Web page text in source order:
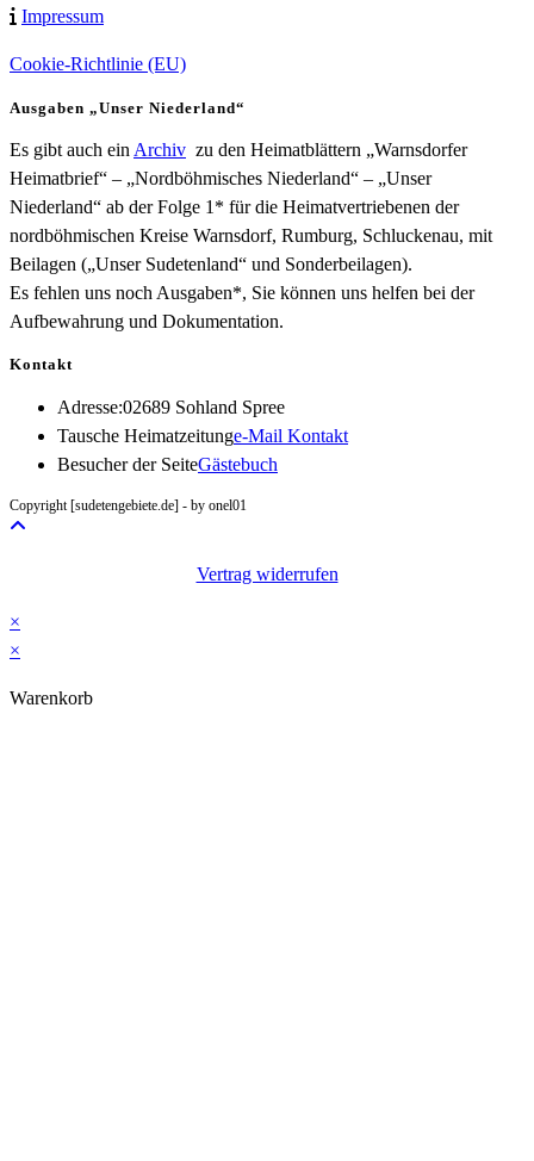
Impressum
Cookie-Richtlinie (EU)
Ausgaben „Unser Niederland“
Es gibt auch ein Archiv zu den Heimatblättern „Warnsdorfer
Heimatbrief“ – „Nordböhmisches Niederland“ – „Unser
Niederland“ ab der Folge 1* für die Heimatvertriebenen der
nordböhmischen Kreise Warnsdorf, Rumburg, Schluckenau, mit
Beilagen („Unser Sudetenland“ und Sonderbeilagen).
Es fehlen uns noch Ausgaben*, Sie können uns helfen bei der
Aufbewahrung und Dokumentation.
Kontakt
Adresse:02689 Sohland Spree
Tausche Heimatzeitunge-Mail KontaktOpens
Besucher der SeiteGästebuch
Copyright [sudetengebiete.de] - by onel01
Vertrag widerrufen
×
×
Warenkorb